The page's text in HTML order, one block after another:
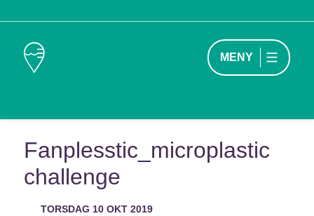
MENY
Fanplesstic_microplastic
challenge
TORSDAG 10 OKT 2019